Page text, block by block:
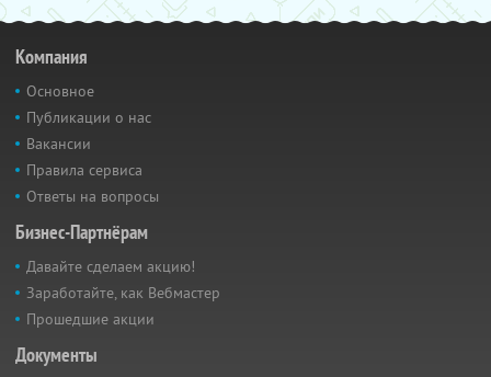
Компания
Основное
Публикации о нас
Вакансии
Правила сервиса
Ответы на вопросы
Бизнес-Партнёрам
Давайте сделаем акцию!
Заработайте, как Вебмастер
Прошедшие акции
Документы